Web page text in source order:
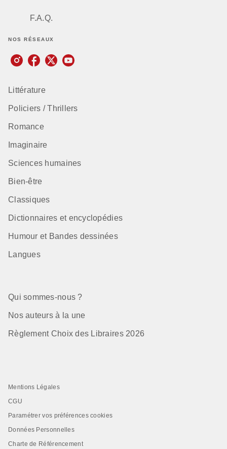
F.A.Q.
NOS RÉSEAUX
Littérature
Policiers / Thrillers
Romance
Imaginaire
Sciences humaines
Bien-être
Classiques
Dictionnaires et encyclopédies
Humour et Bandes dessinées
Langues
Qui sommes-nous ?
Nos auteurs à la une
Règlement Choix des Libraires 2026
Mentions Légales
CGU
Paramétrer vos préférences cookies
Données Personnelles
Charte de Référencement